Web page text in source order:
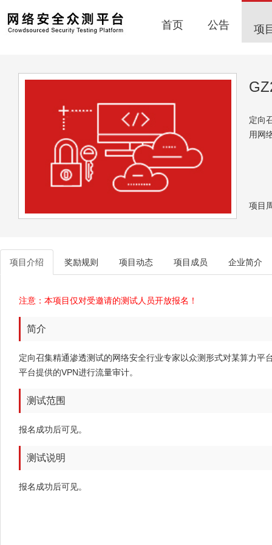
首页 公告 项
定向
用网
项目
项目介绍 奖励规则 项目动态 项目成员 企业简介
注意：本项目仅对受邀请的测试人员开放报名！
简介
定向召集精通渗透测试的网络安全行业专家以众测形式对某算力
平台提供的VPN进行流量审计。
测试范围
报名成功后可见。
测试说明
报名成功后可见。